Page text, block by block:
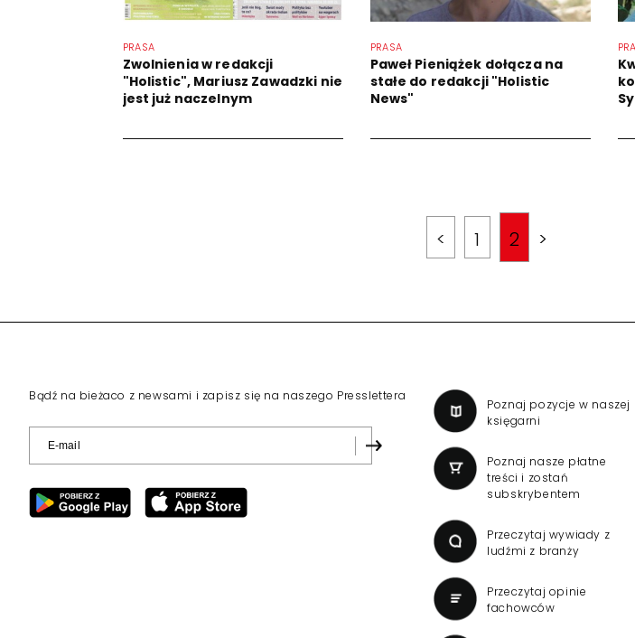
PRASA
Zwolnienia w redakcji
"Holistic", Mariusz Zawadzki nie
jest już naczelnym
PRASA
Paweł Pieniążek dołącza na
stałe do redakcji "Holistic
News"
< 1 2 >
Bądź na bieżaco z newsami i zapisz się na naszego Presslettera
Poznaj pozycje w naszej
księgarni
Poznaj nasze płatne
treści i zostań
subskrybentem
Przeczytaj wywiady z
ludźmi z branży
Przeczytaj opinie
fachowców